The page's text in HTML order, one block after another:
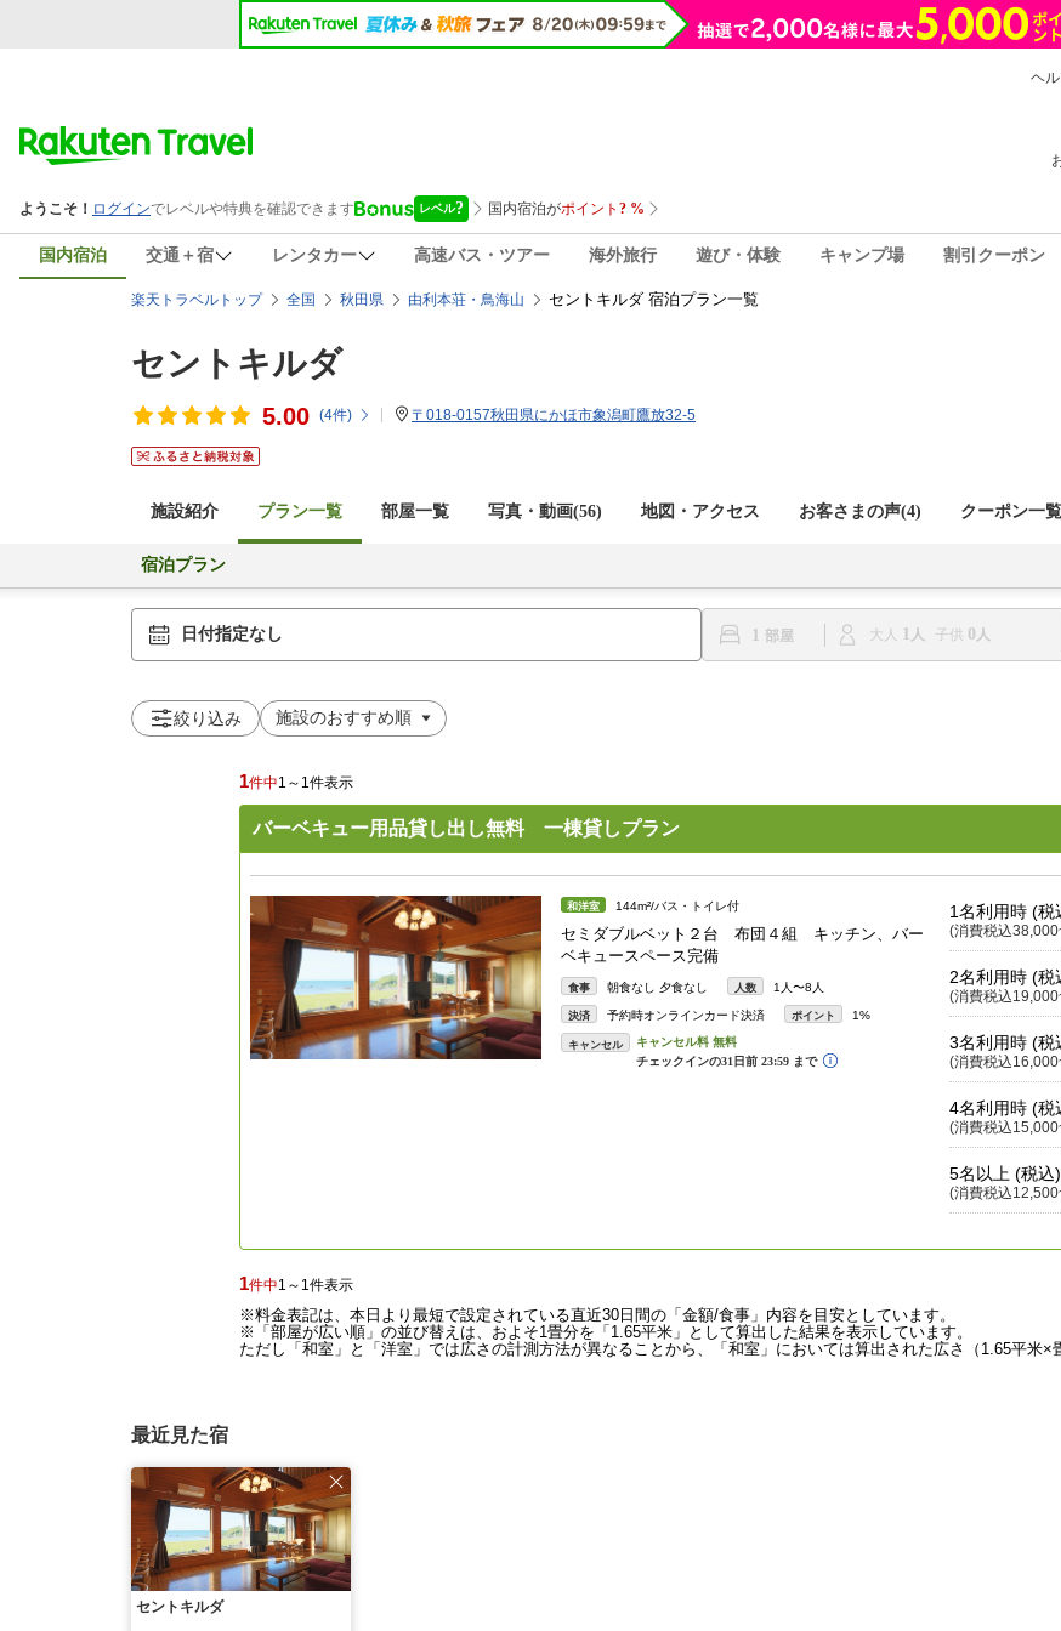
ヘ
国内宿泊 交通＋宿 レンタカー 高速バス・ツアー 海外旅行 遊び・体験 キャンプ場 割引クーポン
楽天トラベルトップ 全国 秋田県 由利本荘・鳥海山 セントキルダ 宿泊プラン一覧
セントキルダ
5.00 (4件) 〒018-0157秋田県にかほ市象潟町鷹放32-5
施設紹介 プラン一覧 部屋一覧 写真・動画(56) 地図・アクセス お客さまの声(4) クーポン一覧
宿泊プラン
日付指定なし 1 大人 1 子供 0
絞り込み
1件中1～1件表示
バーベキュー用品貸し出し無料 一棟貸しプラン
和洋室 144m²/バス・トイレ付
セミダブルベット２台 布団４組 キッチン、バー
ベキュースペース完備
食事 朝食なし 夕食なし 人数 1人〜8人
決済 予約時オンラインカード決済 ポイント 1%
キャンセル
1名利用時 (税
(消費税込
2名利用時 (税
(消費税込
3名利用時 (税
(消費税込
4名利用時 (税
(消費税込
5名以上 (税込)
(消費税込
1件中1～1件表示
※料金表記は、本日より最短で設定されている直近30日間の「金額/食事」内容を目安としています。
※「部屋が広い順」の並び替えは、およそ1畳分を「1.65平米」として算出した結果を表示しています。
ただし「和室」と「洋室」では広さの計測方法が異なることから、「和室」においては算出された広さ（1.65平米×
最近見た宿
セントキルダ